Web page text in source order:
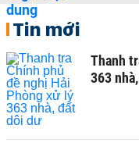
Tin mới
Thanh
363